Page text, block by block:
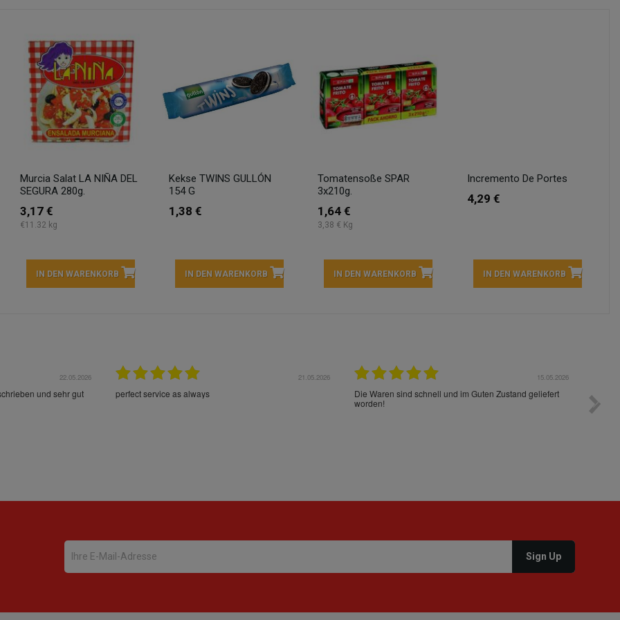
Murcia Salat LA NIÑA DEL
SEGURA 280g.
3,17 €
€11.32 kg
IN DEN WARENKORB
Kekse TWINS GULLÓN
154 G
1,38 €
IN DEN WARENKORB
Tomatensoße SPAR
3x210g.
1,64 €
3,38 € Kg
IN DEN WARENKORB
Incremento De Portes
4,29 €
IN DEN WARENKORB
22.05.2026
und sehr gut
21.05.2026
perfect service as always
15.05.2026
Die Waren sind schnell und im Guten Zustand geliefert
worden!